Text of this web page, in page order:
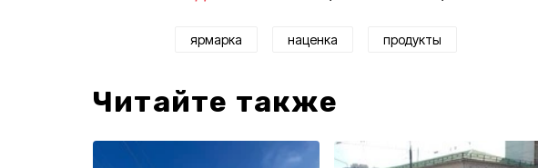
ярмарка наценка продукты
Читайте также